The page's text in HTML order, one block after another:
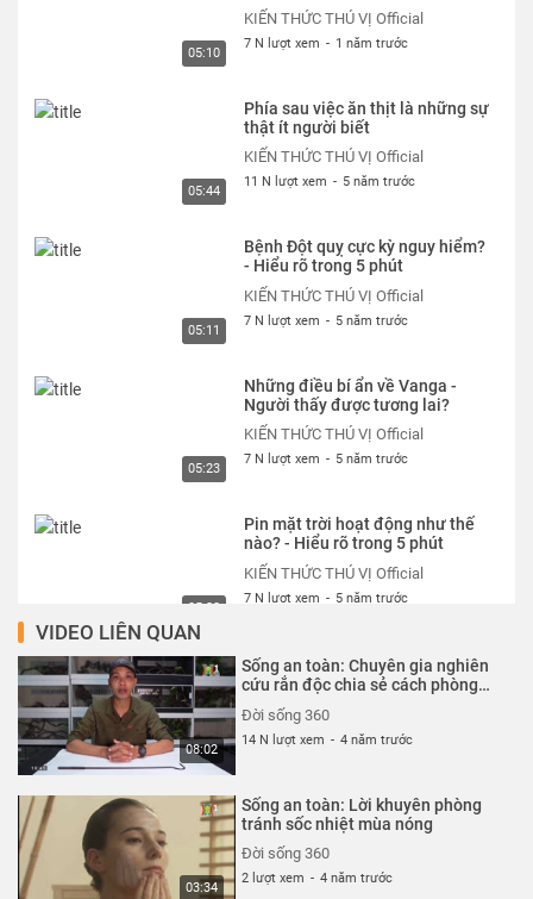
05:10
KIẾN THỨC THÚ VỊ Official
7 N lượt xem - 1 năm trước
05:44
Phía sau việc ăn thịt là những sự
thật ít người biết
KIẾN THỨC THÚ VỊ Official
11 N lượt xem - 5 năm trước
05:11
Bệnh Đột quỵ cực kỳ nguy hiểm?
- Hiểu rõ trong 5 phút
KIẾN THỨC THÚ VỊ Official
7 N lượt xem - 5 năm trước
05:23
Những điều bí ẩn về Vanga -
Người thấy được tương lai?
KIẾN THỨC THÚ VỊ Official
7 N lượt xem - 5 năm trước
05:22
Pin mặt trời hoạt động như thế
nào? - Hiểu rõ trong 5 phút
KIẾN THỨC THÚ VỊ Official
7 N lượt xem - 5 năm trước
05:01
Trung Quốc tham vọng chế tạo
mặt trời nhân tạo làm gì?
KIẾN THỨC THÚ VỊ Official
7 N lượt xem 5 năm trước
05:39
Mã nhị phân là gì? Tại sao có thể
lưu hình ảnh với các con số
KIẾN THỨC THÚ VỊ Official
7 N lượt xem - 5 năm trước
VIDEO LIÊN QUAN
08:02
Sống an toàn: Chuyên gia nghiên
cứu rắn độc chia sẻ cách phòng
Đời sống 360
14 N lượt xem - 4 năm trước
03:34
Sống an toàn: Lời khuyên phòng
tránh sốc nhiệt mùa nóng
Đời sống 360
2 lượt xem - 4 năm trước